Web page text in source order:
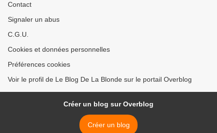
Contact
Signaler un abus
C.G.U.
Cookies et données personnelles
Préférences cookies
Voir le profil de Le Blog De La Blonde sur le portail Overblog
Créer un blog sur Overblog
Créer un blog